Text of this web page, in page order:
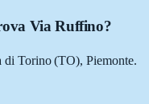
Via Ruffino?
Torino (TO), Piemonte.